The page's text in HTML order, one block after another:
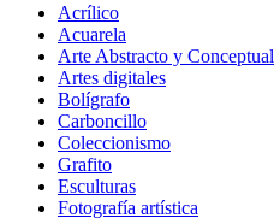
Acrílico
Acuarela
Arte Abstracto y Conceptual
Artes digitales
Bolígrafo
Carboncillo
Coleccionismo
Grafito
Esculturas
Fotografía artística